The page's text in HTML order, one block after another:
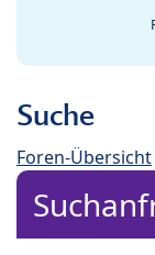
Suche
Foren-Übersicht